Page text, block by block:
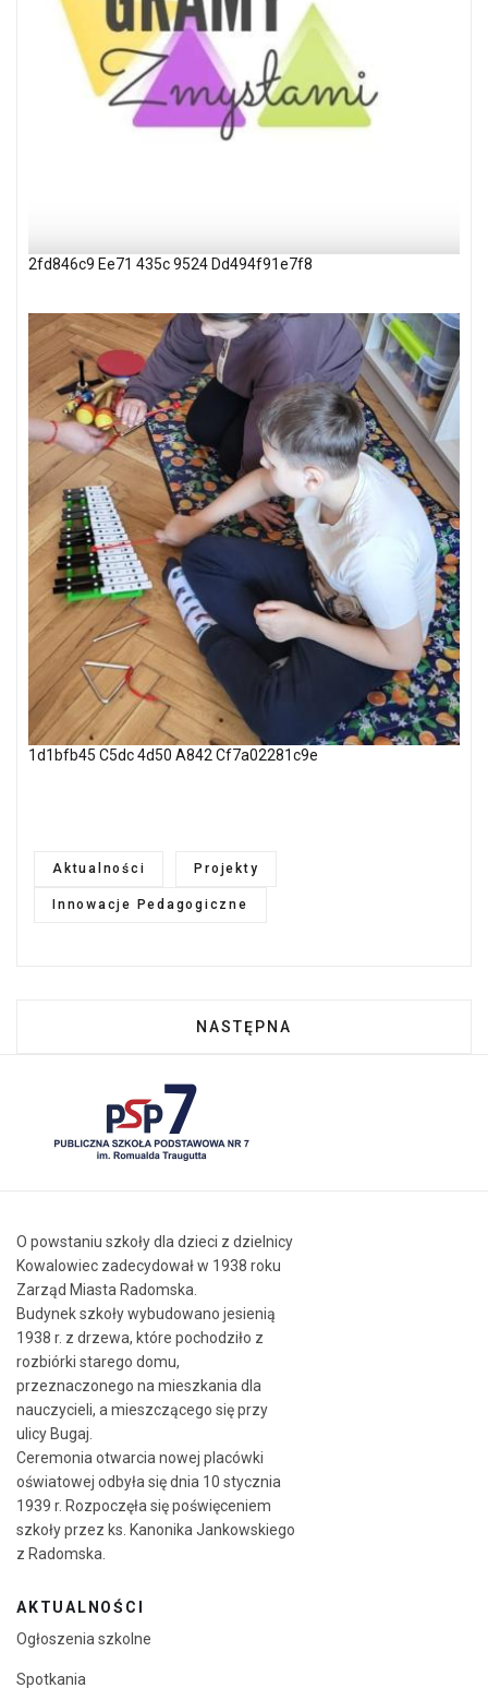
2fd846c9 Ee71 435c 9524 Dd494f91e7f8
1d1bfb45 C5dc 4d50 A842 Cf7a02281c9e
Aktualności Projekty
Innowacje Pedagogiczne
NASTĘPNA STRONA:
NASTĘPNA
O powstaniu szkoły dla dzieci z dzielnicy
Kowalowiec zadecydował w 1938 roku
Zarząd Miasta Radomska.
Budynek szkoły wybudowano jesienią
1938 r. z drzewa, które pochodziło z
rozbiórki starego domu,
przeznaczonego na mieszkania dla
nauczycieli, a mieszczącego się przy
ulicy Bugaj.
Ceremonia otwarcia nowej placówki
oświatowej odbyła się dnia 10 stycznia
1939 r. Rozpoczęła się poświęceniem
szkoły przez ks. Kanonika Jankowskiego
z Radomska.
AKTUALNOŚCI
Ogłoszenia szkolne
Spotkania